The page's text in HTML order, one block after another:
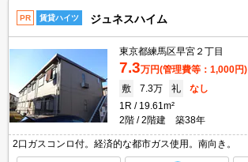
PR 賃貸ハイツ ジュネスハイム
東京都練馬区早宮２丁目
7.3万円(管理費等：1,000円)
敷
7.3万 礼
なし
1R
19.61m²
2階
2階建 築38年
2口ガスコンロ付。経済的な都市ガス使用。南向き。